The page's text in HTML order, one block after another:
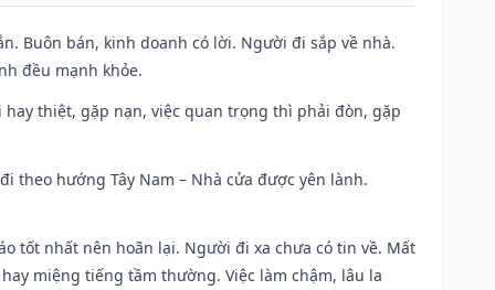
Buôn bán, kinh doanh có lời. Người đi sắp về nhà.
đều mạnh khỏe.
thiệt, gặp nạn, việc quan trọng thì phải đòn, gặp
theo hướng Tây Nam – Nhà cửa được yên lành.
tốt nhất nên hoãn lại. Người đi xa chưa có tin về. Mất
miệng tiếng tầm thường. Việc làm chậm, lâu la